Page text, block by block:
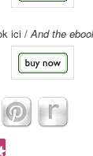
ici / And the